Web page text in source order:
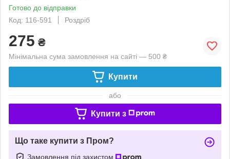
Готово до відправки
Код: 116-591
Роздріб
275 ₴
Мінімальна сума замовлення на сайті — 500 ₴
Купити
або
Купити з
Що таке купити з Пром?
Замовлення під захистом